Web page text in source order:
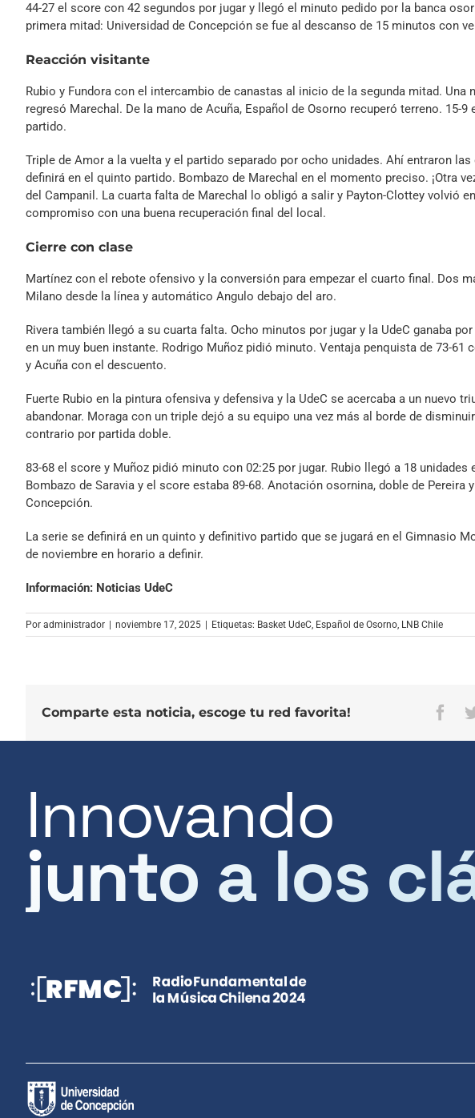
44-27 el score con 42 segundos por jugar y llegó el minuto pedido por la banca
primera mitad: Universidad de Concepción se fue al descanso de 15 minutos con
Reacción visitante
Rubio y Fundora con el intercambio de canastas al inicio de la segunda mitad.
regresó Marechal. De la mano de Acuña, Español de Osorno recuperó terreno. 15-
partido.
Triple de Amor a la vuelta y el partido separado por ocho unidades. Ahí entraron
definirá en el quinto partido. Bombazo de Marechal en el momento preciso. ¡Otra
del Campanil. La cuarta falta de Marechal lo obligó a salir y Payton-Clottey volvió
compromiso con una buena recuperación final del local.
Cierre con clase
Martínez con el rebote ofensivo y la conversión para empezar el cuarto final. Dos
Milano desde la línea y automático Angulo debajo del aro.
Rivera también llegó a su cuarta falta. Ocho minutos por jugar y la UdeC ganaba
en un muy buen instante. Rodrigo Muñoz pidió minuto. Ventaja penquista de 73-61
y Acuña con el descuento.
Fuerte Rubio en la pintura ofensiva y defensiva y la UdeC se acercaba a un nuevo
abandonar. Moraga con un triple dejó a su equipo una vez más al borde de
contrario por partida doble.
83-68 el score y Muñoz pidió minuto con 02:25 por jugar. Rubio llegó a 18
Bombazo de Saravia y el score estaba 89-68. Anotación osornina, doble de Pereira
Concepción.
La serie se definirá en un quinto y definitivo partido que se jugará en el Gimnasio
de noviembre en horario a definir.
Información: Noticias UdeC
Por administrador noviembre 17, 2025 Etiquetas: Basket UdeC, Español de Osorno, LNB Chile
Comparte esta noticia, escoge tu red favorita!
Innovando
junto a los